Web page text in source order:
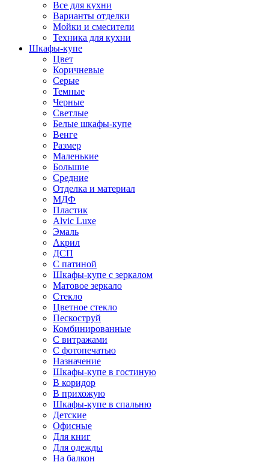
Все для кухни
Варианты отделки
Мойки и смесители
Техника для кухни
Шкафы-купе
Цвет
Коричневые
Серые
Темные
Черные
Светлые
Белые шкафы-купе
Венге
Размер
Маленькие
Большие
Средние
Отделка и материал
МДФ
Пластик
Alvic Luxe
Эмаль
Акрил
ДСП
С патиной
Шкафы-купе с зеркалом
Матовое зеркало
Стекло
Цветное стекло
Пескоструй
Комбинированные
С витражами
С фотопечатью
Назначение
Шкафы-купе в гостиную
В коридор
В прихожую
Шкафы-купе в спальню
Детские
Офисные
Для книг
Для одежды
На балкон